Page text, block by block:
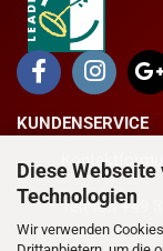
Diese
Technologien
Wir verwenden
KUNDENSERVICE
Telefon +49